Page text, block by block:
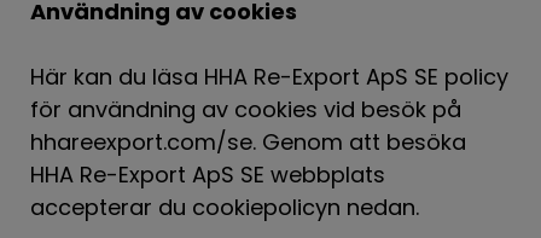
Användning av cookies
Här kan du läsa HHA Re-Export ApS SE policy
för användning av cookies vid besök på
hhareexport.com/se. Genom att besöka
HHA Re-Export ApS SE webbplats
accepterar du cookiepolicyn nedan.